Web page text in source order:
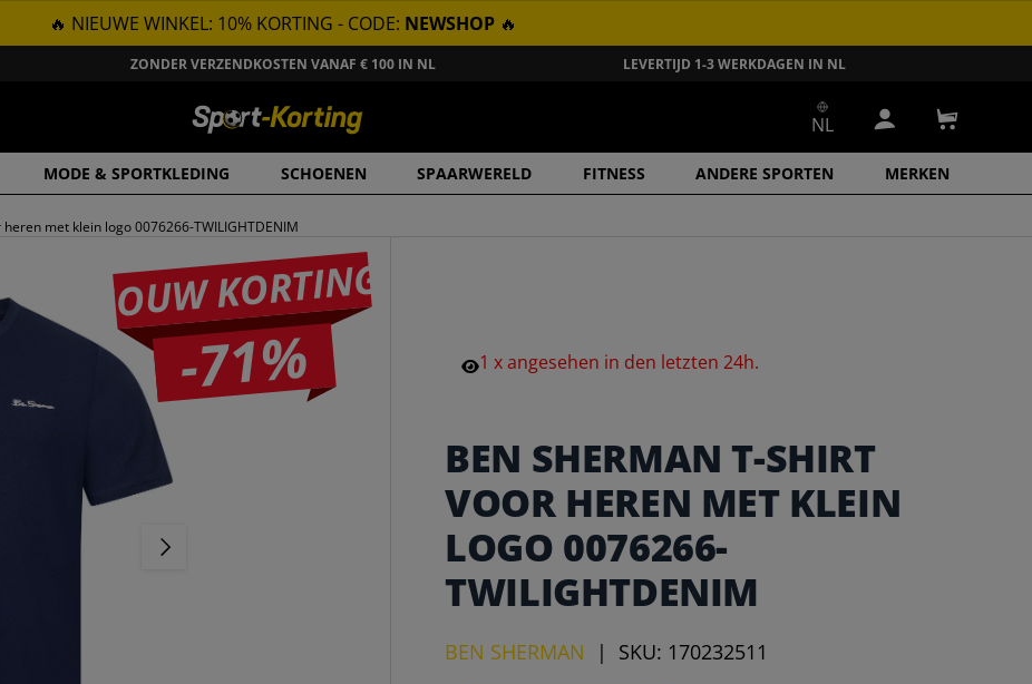
🔥 NIEUWE WINKEL: 10% KORTING - CODE: NEWSHOP 🔥
ZONDER VERZENDKOSTEN VANAF € 100 IN NL LEVERTIJD 1-3 WERKDAGEN IN NL
MODE & SPORTKLEDING SCHOENEN SPAARWERELD FITNESS ANDERE SPORTEN MERKEN
NL Inloggen
heren met klein logo 0076266-TWILIGHTDENIM
JOUW KORTING
-71%
VOLGENDE
1xangesehen in den letzten24h.
BEN SHERMAN T-SHIRT
VOOR HEREN MET KLEIN
LOGO 0076266-
TWILIGHTDENIM
BEN SHERMAN | SKU: 170232511